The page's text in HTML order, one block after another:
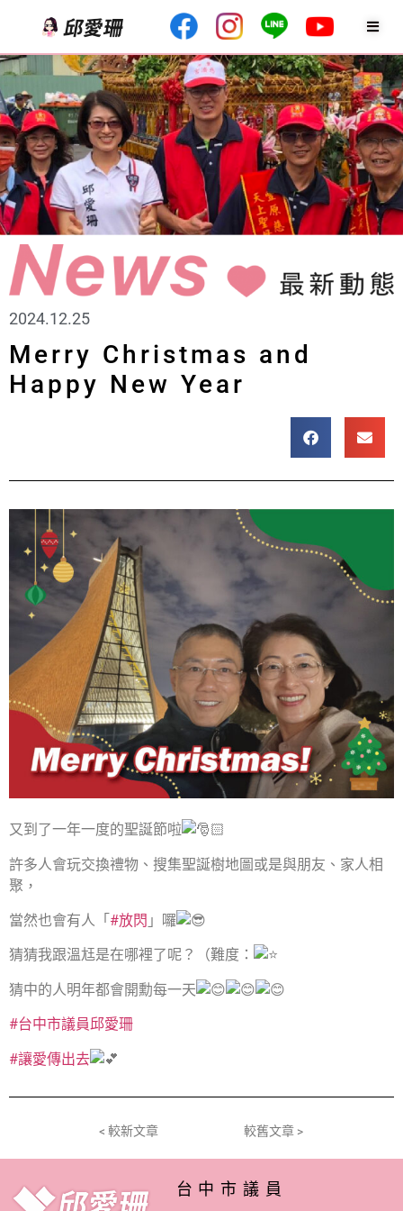
2024.12.25
Merry Christmas and
Happy New Year
又到了一年一度的聖誕節啦
許多人會玩交換禮物、搜集聖誕樹地圖或是與朋友、家人相
聚，
當然也會有人「 #放閃 」囉
猜猜我跟溫尪是在哪裡了呢？（難度：
猜中的人明年都會開勳每一天
#台中市議員邱愛珊
#讓愛傳出去
< 較新文章 較舊文章 >
台中市議員